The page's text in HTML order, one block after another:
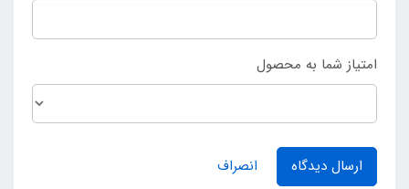
امتیاز شما به محصول
ارسال دیدگاه انصراف